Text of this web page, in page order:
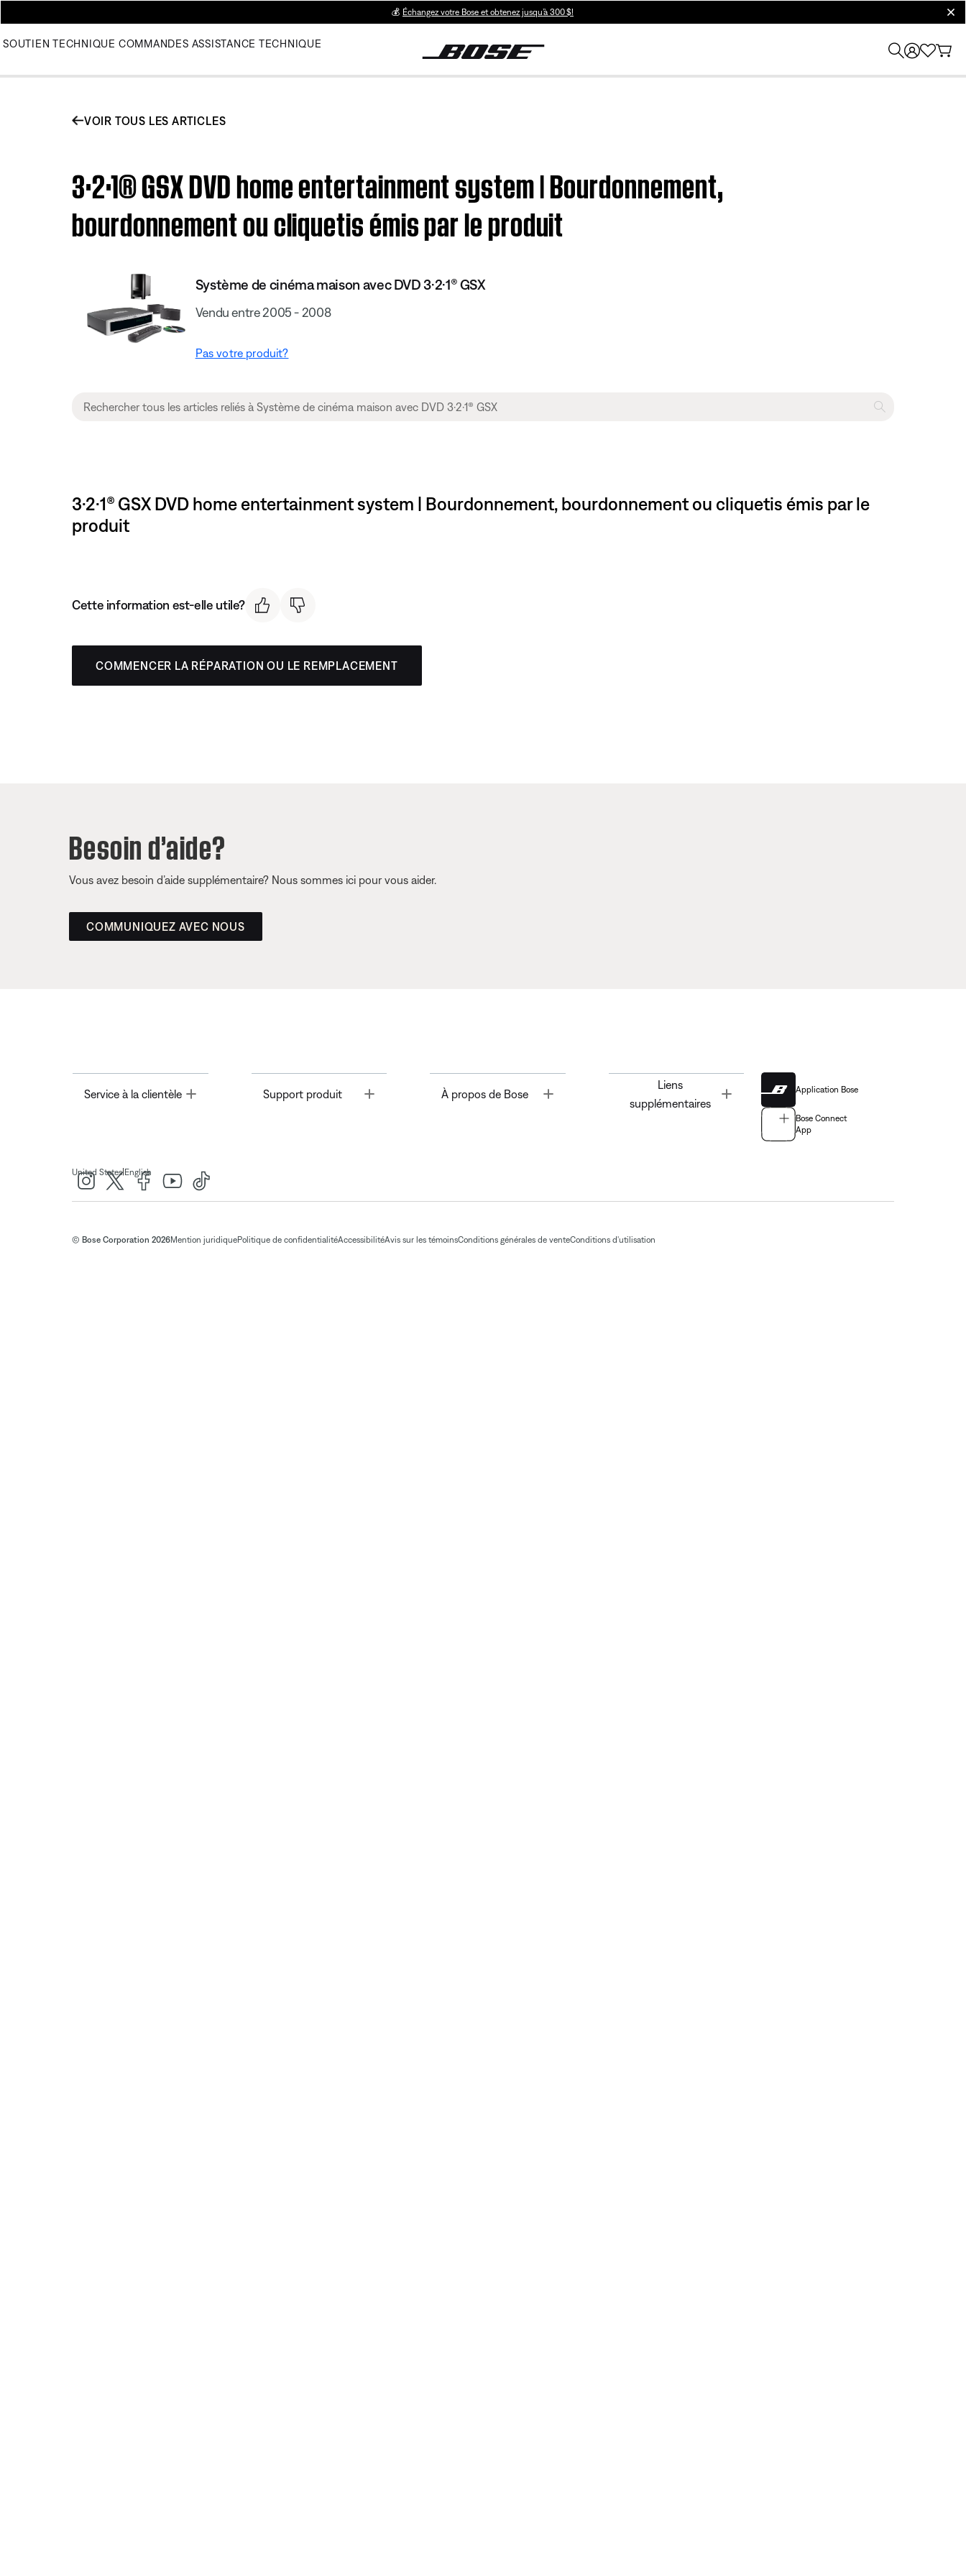
💰 Échangez votre Bose et obtenez jusqu’à 300 $!
SOUTIEN TECHNIQUE COMMANDES ASSISTANCE TECHNIQUE
VOIR TOUS LES ARTICLES
3·2·1® GSX DVD home entertainment system | Bourdonnement,
bourdonnement ou cliquetis émis par le produit
Système de cinéma maison avec DVD 3·2·1® GSX
Vendu entre 2005 - 2008
Pas votre produit?
3·2·1® GSX DVD home entertainment system | Bourdonnement, bourdonnement ou cliquetis émis par le
produit
Cette information est-elle utile?
COMMENCER LA RÉPARATION OU LE REMPLACEMENT
Besoin d’aide?
Vous avez besoin d’aide supplémentaire? Nous sommes ici pour vous aider.
COMMUNIQUEZ AVEC NOUS
Service à la clientèle Toggle Support produit À propos de Bose Toggle
Liens
supplémentaires
Application Bose
Bose Connect
App
United States| English
© Bose Corporation 2026Mention juridiquePolitique de confidentialitéAccessibilitéAvis sur les témoinsConditions générales de venteConditions d'utilisation